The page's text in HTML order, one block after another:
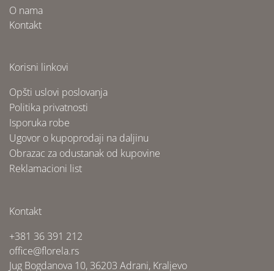
O nama
Kontakt
Korisni linkovi
Opšti uslovi poslovanja
Politika privatnosti
Isporuka robe
Ugovor o kupoprodaji na daljinu
Obrazac za odustanak od kupovine
Reklamacioni list
Kontakt
+381 36 391 212
office@florela.rs
Jug Bogdanova 10, 36203 Adrani, Kraljevo